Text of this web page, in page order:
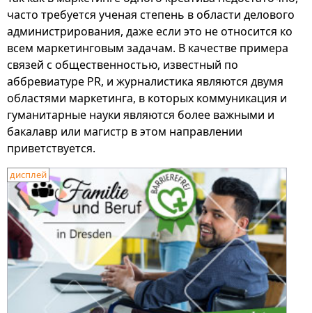
часто требуется ученая степень в области делового
администрирования, даже если это не относится ко
всем маркетинговым задачам. В качестве примера
связей с общественностью, известный по
аббревиатуре PR, и журналистика являются двумя
областями маркетинга, в которых коммуникация и
гуманитарные науки являются более важными и
бакалавр или магистр в этом направлении
приветствуется.
дисплей